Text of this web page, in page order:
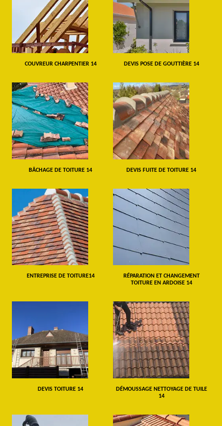
COUVREUR CHARPENTIER 14 DEVIS POSE DE GOUTTIÈRE 14
BÂCHAGE DE TOITURE 14 DEVIS FUITE DE TOITURE 14
ENTREPRISE DE TOITURE14
RÉPARATION ET CHANGEMENT
TOITURE EN ARDOISE 14
DEVIS TOITURE 14
DÉMOUSSAGE NETTOYAGE DE TUILE
14